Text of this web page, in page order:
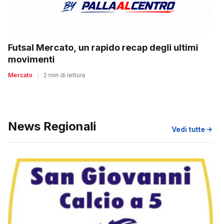
Futsal Mercato, un rapido recap degli ultimi
movimenti
Mercato 2 min di lettura
News Regionali Vedi tutte